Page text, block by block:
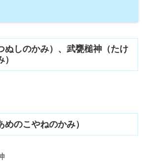
ぬしのかみ）、武甕槌神（たけ
めのこやねのかみ）